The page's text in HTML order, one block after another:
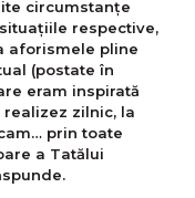
circumstanțe
respective,
aforismele pline
(postate în
eram inspirată
zilnic, la
prin toate
a Tatălui